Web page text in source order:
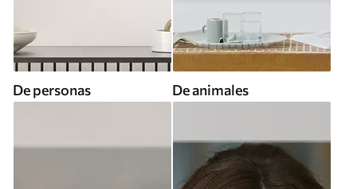
De personas De animales